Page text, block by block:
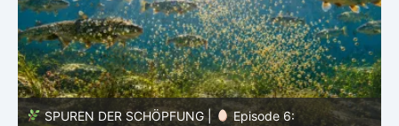
SPUREN DER SCHÖPFUNG |
Episode 5: Schutz ohne